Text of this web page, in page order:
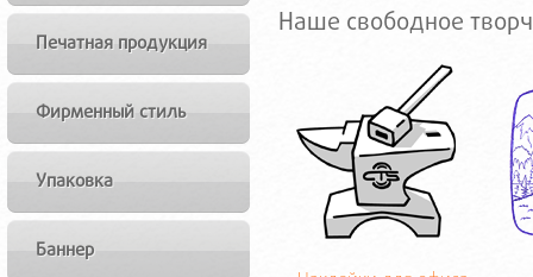
Печатная продукция
Фирменный стиль
Упаковка
Баннер
Наше свободное